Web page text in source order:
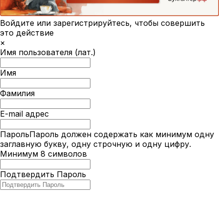
Войдите или зарегистрируйтесь, чтобы совершить
это действие
×
Имя пользователя (лат.)
Имя
Фамилия
E-mail адрес
ПарольПароль должен содержать как минимум одну
заглавную букву, одну строчную и одну цифру.
Минимум 8 символов
Подтвердить Пароль